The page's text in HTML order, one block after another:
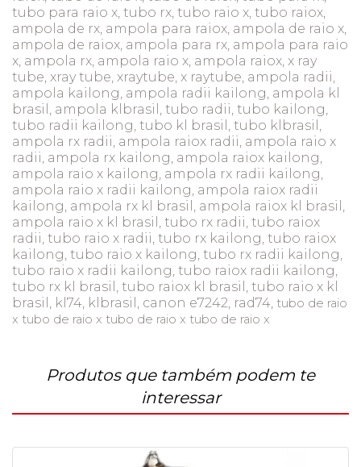
tubo para raio x, tubo rx, tubo raio x, tubo raiox,
ampola de rx, ampola para raiox, ampola de raio x,
ampola de raiox, ampola para rx, ampola para raio
x, ampola rx, ampola raio x, ampola raiox, x ray
tube, xray tube, xraytube, x raytube, ampola radii,
ampola kailong, ampola radii kailong, ampola kl
brasil, ampola klbrasil, tubo radii, tubo kailong,
tubo radii kailong, tubo kl brasil, tubo klbrasil,
ampola rx radii, ampola raiox radii, ampola raio x
radii, ampola rx kailong, ampola raiox kailong,
ampola raio x kailong, ampola rx radii kailong,
ampola raio x radii kailong, ampola raiox radii
kailong, ampola rx kl brasil, ampola raiox kl brasil,
ampola raio x kl brasil, tubo rx radii, tubo raiox
radii, tubo raio x radii, tubo rx kailong, tubo raiox
kailong, tubo raio x kailong, tubo rx radii kailong,
tubo raio x radii kailong, tubo raiox radii kailong,
tubo rx kl brasil, tubo raiox kl brasil, tubo raio x kl
brasil, kl74, klbrasil, canon e7242, rad74, tubo de raio
x tubo de raio x tubo de raio x tubo de raio x
Produtos que também podem te
interessar